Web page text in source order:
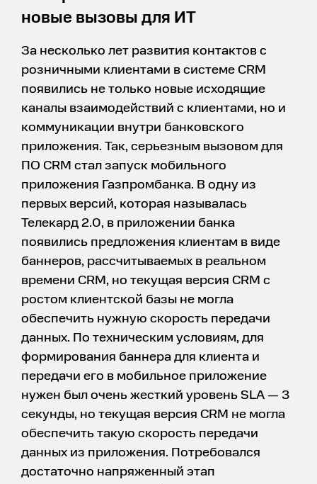
новые вызовы для ИТ
За несколько лет развития контактов с
розничными клиентами в системе CRM
появились не только новые исходящие
каналы взаимодействий с клиентами, но и
коммуникации внутри банковского
приложения. Так, серьезным вызовом для
ПО CRM стал запуск мобильного
приложения Газпромбанка. В одну из
первых версий, которая называлась
Телекард 2.0, в приложении банка
появились предложения клиентам в виде
баннеров, рассчитываемых в реальном
времени CRM, но текущая версия CRM с
ростом клиентской базы не могла
обеспечить нужную скорость передачи
данных. По техническим условиям, для
формирования баннера для клиента и
передачи его в мобильное приложение
нужен был очень жесткий уровень SLA — 3
секунды, но текущая версия CRM не могла
обеспечить такую скорость передачи
данных из приложения. Потребовался
достаточно напряженный этап